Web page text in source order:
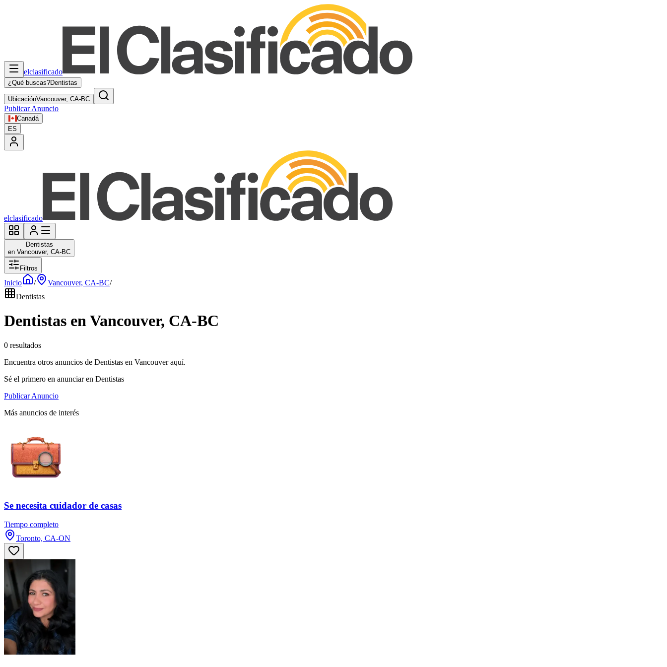
elclasificado
¿Qué buscas?Dentistas
UbicaciónVancouver, CA-BC
Publicar Anuncio
Canadá
ES
elclasificado
Dentistas
en Vancouver, CA-BC
Filtros
Inicio / Vancouver, CA-BC/
Dentistas
Dentistas en Vancouver, CA-BC
0 resultados
Encuentra otros anuncios de Dentistas en Vancouver aquí.
Sé el primero en anunciar en Dentistas
Publicar Anuncio
Más anuncios de interés
Se necesita cuidador de casas
Tiempo completo
Toronto, CA-ON